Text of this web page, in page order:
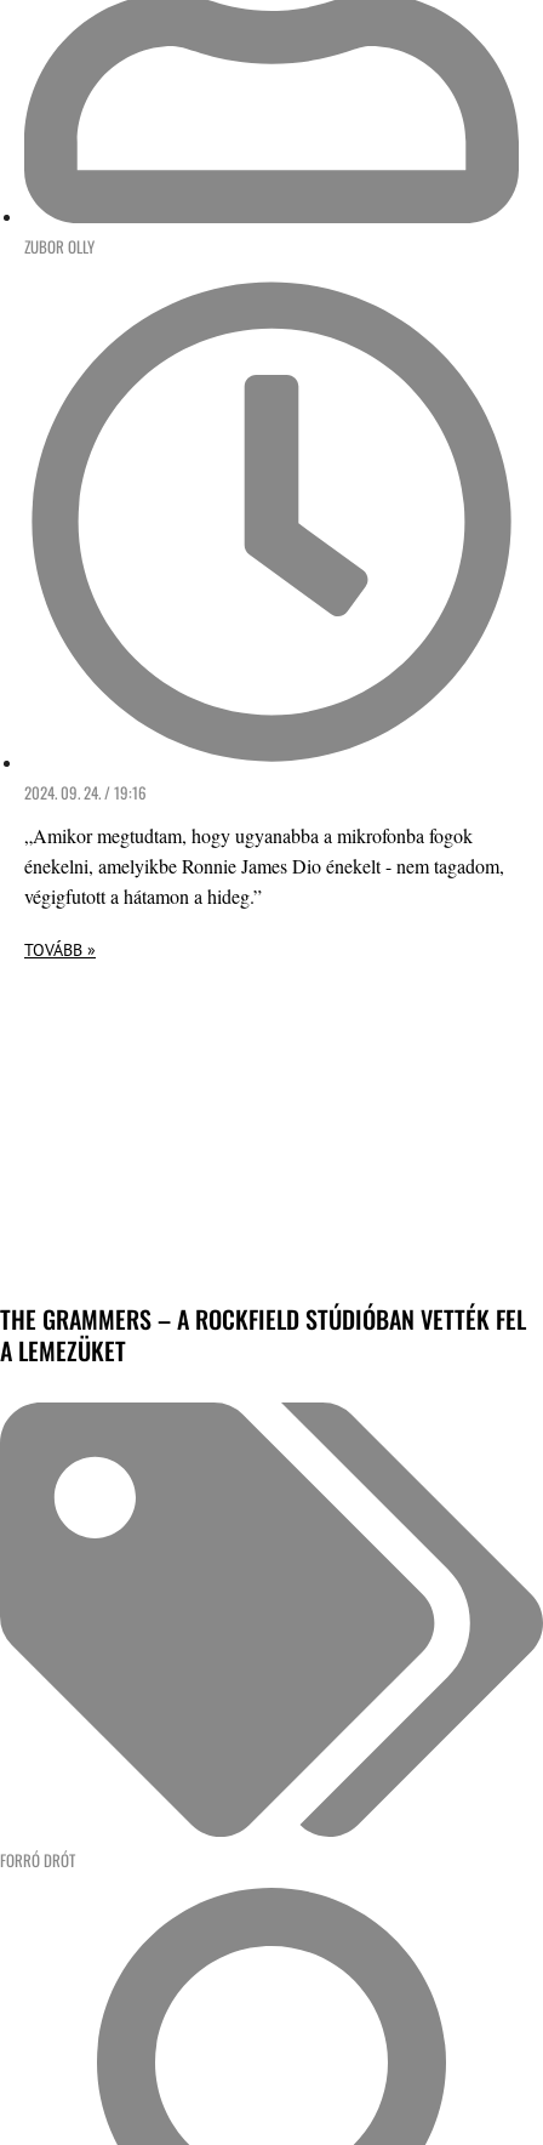
ZUBOR OLLY
2024. 09. 24. / 19:16
„Amikor megtudtam, hogy ugyanabba a mikrofonba fogok
énekelni, amelyikbe Ronnie James Dio énekelt - nem tagadom,
végigfutott a hátamon a hideg.”
TOVÁBB »
THE GRAMMERS – A ROCKFIELD STÚDIÓBAN VETTÉK FEL
A LEMEZÜKET
FORRÓ DRÓT